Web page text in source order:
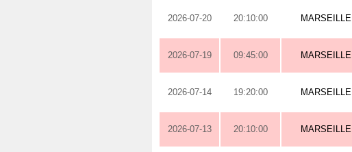
2026-07-20 20:10:00 MARSEILLE
2026-07-19 09:45:00 MARSEILLE
2026-07-14 19:20:00 MARSEILLE
2026-07-13 20:10:00 MARSEILLE